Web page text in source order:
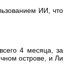
ИИ, что
4 месяца, за
острове, и Ли